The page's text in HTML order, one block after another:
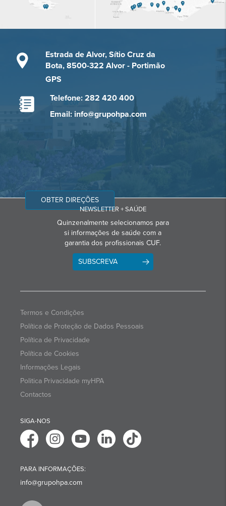
Estrada de Alvor, Sítio Cruz da
Bota, 8500-322 Alvor - Portimão
GPS
Telefone: 282 420 400
Email: info@grupohpa.com
OBTER DIREÇÕES
NEWSLETTER + SAÚDE
Quinzenalmente selecionamos para
si informações de saúde com a
garantia dos profissionais CUF.
SUBSCREVA
Termos e Condições
Política de Proteção de Dados Pessoais
Política de Privacidade
Política de Cookies
Informações Legais
Politica Privacidade myHPA
Contactos
SIGA-NOS
PARA INFORMAÇÕES:
info@grupohpa.com